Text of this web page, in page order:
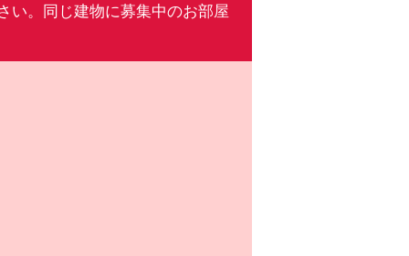
い。同じ建物に募集中のお部屋